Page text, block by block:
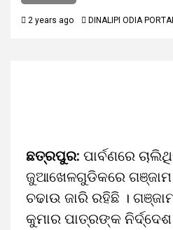
2 years ago DINALIPI ODIA
ଛତ୍ରପୁର: ପାର୍ବଣରେ
ଜୁଆଖେଳଗୁଡିକରେ
ଚଢାଉ ଜାରି ରହିଛି ।
କୁମାର ପାତ୍ରଙ୍କ